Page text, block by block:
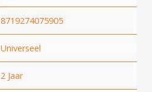
8719274075905
Universeel
2 Jaar